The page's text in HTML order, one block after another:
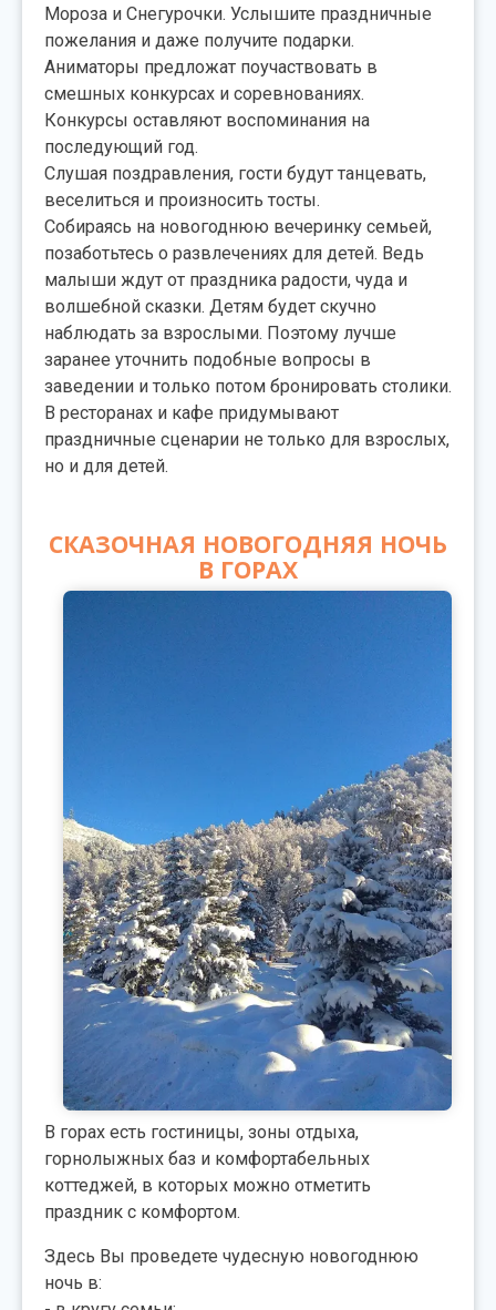
Мороза и Снегурочки. Услышите праздничные
пожелания и даже получите подарки.
Аниматоры предложат поучаствовать в
смешных конкурсах и соревнованиях.
Конкурсы оставляют воспоминания на
последующий год.
Слушая поздравления, гости будут танцевать,
веселиться и произносить тосты.
Собираясь на новогоднюю вечеринку семьей,
позаботьтесь о развлечениях для детей. Ведь
малыши ждут от праздника радости, чуда и
волшебной сказки. Детям будет скучно
наблюдать за взрослыми. Поэтому лучше
заранее уточнить подобные вопросы в
заведении и только потом бронировать столики.
В ресторанах и кафе придумывают
праздничные сценарии не только для взрослых,
но и для детей.
СКАЗОЧНАЯ НОВОГОДНЯЯ НОЧЬ
В ГОРАХ
В горах есть гостиницы, зоны отдыха,
горнолыжных баз и комфортабельных
коттеджей, в которых можно отметить
праздник с комфортом.
Здесь Вы проведете чудесную новогоднюю
ночь в: